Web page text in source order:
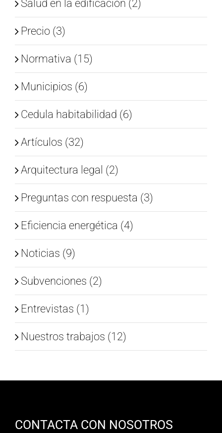
Salud en la edificación (2)
Precio (3)
Normativa (15)
Municipios (6)
Cedula habitabilidad (6)
Artículos (32)
Arquitectura legal (2)
Preguntas con respuesta (3)
Eficiencia energética (4)
Noticias (9)
Subvenciones (2)
Entrevistas (1)
Nuestros trabajos (12)
CONTACTA CON NOSOTROS